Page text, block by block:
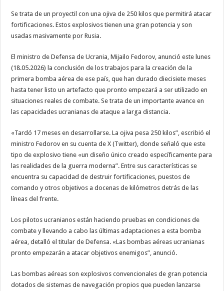
Se trata de un proyectil con una ojiva de 250 kilos que permitirá atacar
fortificaciones. Estos explosivos tienen una gran potencia y son
usadas masivamente por Rusia.
El ministro de Defensa de Ucrania, Mijailo Fedorov, anunció este lunes
(18.05.2026) la conclusión de los trabajos para la creación de la
primera bomba aérea de ese país, que han durado diecisiete meses
hasta tener listo un artefacto que pronto empezará a ser utilizado en
situaciones reales de combate. Se trata de un importante avance en
las capacidades ucranianas de ataque a larga distancia.
«Tardó 17 meses en desarrollarse. La ojiva pesa 250 kilos”, escribió el
ministro Fedorov en su cuenta de X (Twitter), donde señaló que este
tipo de explosivo tiene «un diseño único creado específicamente para
las realidades de la guerra moderna”. Entre sus características se
encuentra su capacidad de destruir fortificaciones, puestos de
comando y otros objetivos a docenas de kilómetros detrás de las
líneas del frente.
Los pilotos ucranianos están haciendo pruebas en condiciones de
combate y llevando a cabo las últimas adaptaciones a esta bomba
aérea, detalló el titular de Defensa. «Las bombas aéreas ucranianas
pronto empezarán a atacar objetivos enemigos”, anunció.
Las bombas aéreas son explosivos convencionales de gran potencia
dotados de sistemas de navegación propios que pueden lanzarse